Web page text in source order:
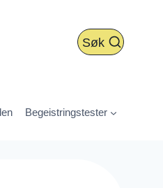
Søk
Begeistringstester